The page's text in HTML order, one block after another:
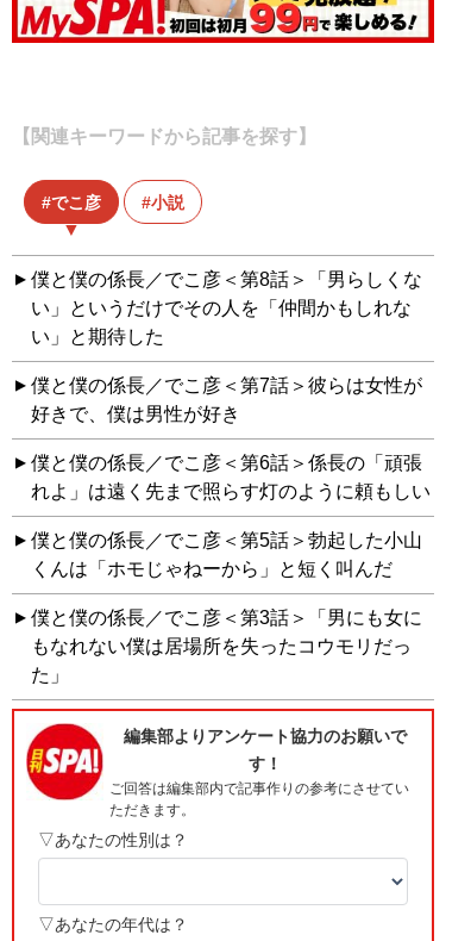
【関連キーワードから記事を探す】
でこ彦 小説
僕と僕の係長／でこ彦＜第8話＞「男らしくな
い」というだけでその人を「仲間かもしれな
い」と期待した
僕と僕の係長／でこ彦＜第7話＞彼らは女性が
好きで、僕は男性が好き
僕と僕の係長／でこ彦＜第6話＞係長の「頑張
れよ」は遠く先まで照らす灯のように頼もしい
僕と僕の係長／でこ彦＜第5話＞勃起した小山
くんは「ホモじゃねーから」と短く叫んだ
僕と僕の係長／でこ彦＜第3話＞「男にも女に
もなれない僕は居場所を失ったコウモリだっ
た」